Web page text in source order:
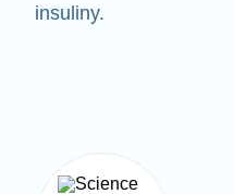
insuliny.